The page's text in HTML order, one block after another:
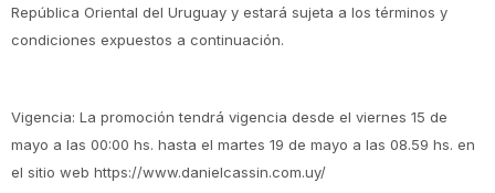
República Oriental del Uruguay y estará sujeta a los términos y
condiciones expuestos a continuación.
Vigencia: La promoción tendrá vigencia desde el viernes 15 de
mayo a las 00:00 hs. hasta el martes 19 de mayo a las 08.59 hs. en
el sitio web https://www.danielcassin.com.uy/